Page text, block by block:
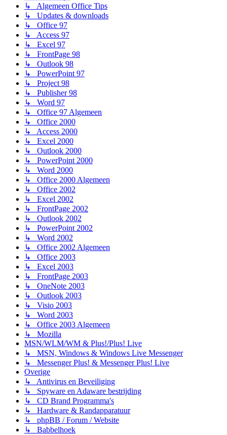
↳ Algemeen Office Tips
↳ Updates & downloads
↳ Office 97
↳ Access 97
↳ Excel 97
↳ FrontPage 98
↳ Outlook 98
↳ PowerPoint 97
↳ Project 98
↳ Publisher 98
↳ Word 97
↳ Office 97 Algemeen
↳ Office 2000
↳ Access 2000
↳ Excel 2000
↳ Outlook 2000
↳ PowerPoint 2000
↳ Word 2000
↳ Office 2000 Algemeen
↳ Office 2002
↳ Excel 2002
↳ FrontPage 2002
↳ Outlook 2002
↳ PowerPoint 2002
↳ Word 2002
↳ Office 2002 Algemeen
↳ Office 2003
↳ Excel 2003
↳ FrontPage 2003
↳ OneNote 2003
↳ Outlook 2003
↳ Visio 2003
↳ Word 2003
↳ Office 2003 Algemeen
↳ Mozilla
MSN/WLM/WM & Plus!/Plus! Live
↳ MSN, Windows & Windows Live Messenger
↳ Messenger Plus! & Messenger Plus! Live
Overige
↳ Antivirus en Beveiliging
↳ Spyware en Adaware bestrijding
↳ CD Brand Programma's
↳ Hardware & Randapparatuur
↳ phpBB / Forum / Website
↳ Babbelhoek